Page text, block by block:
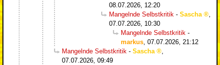
08.07.2026, 12:20
Mangelnde Selbstkritik - Sascha
07.07.2026, 10:30
Mangelnde Selbstkritik -
markus 07.07.2026, 21:12
Mangelnde Selbstkritik - Sascha
07.07.2026, 09:49